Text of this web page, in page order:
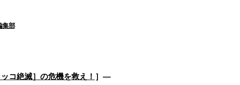
集部
ッコ絶滅］の危機を救え！ ］―